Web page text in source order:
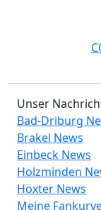
Unser
Bad-Driburg
Brakel News
Einbeck News
Holzminden
Höxter News
Meine